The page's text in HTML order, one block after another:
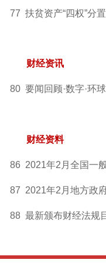
77 扶贫资产“四权”分
财经资讯
80 要闻回顾·数字·环
财经资料
86 2021年2月全国一
87 2021年2月地方政
88 最新颁布财经法规